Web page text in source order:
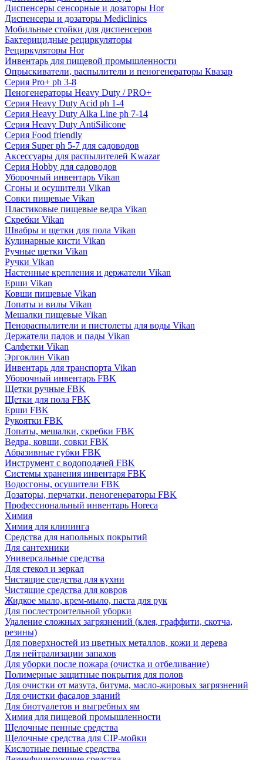
Диспенсеры сенсорные и дозаторы Hor
Диспенсеры и дозаторы Mediclinics
Мобильные стойки для диспенсеров
Бактерицидные рециркуляторы
Рециркуляторы Hor
Инвентарь для пищевой промышленности
Опрыскиватели, распылители и пеногенераторы Квазар
Серия Pro+ ph 3-8
Пеногенераторы Heavy Duty / PRO+
Серия Heavy Duty Acid ph 1-4
Серия Heavy Duty Alka Line ph 7-14
Серия Heavy Duty AntiSilicone
Серия Food friendly
Серия Super ph 5-7 для садоводов
Аксессуары для распылителей Kwazar
Серия Hobby для садоводов
Уборочный инвентарь Vikan
Сгоны и осушители Vikan
Совки пищевые Vikan
Пластиковые пищевые ведра Vikan
Скребки Vikan
Швабры и щетки для пола Vikan
Кулинарные кисти Vikan
Ручные щетки Vikan
Ручки Vikan
Настенные крепления и держатели Vikan
Ерши Vikan
Ковши пищевые Vikan
Лопаты и вилы Vikan
Мешалки пищевые Vikan
Пенораспылители и пистолеты для воды Vikan
Держатели падов и пады Vikan
Салфетки Vikan
Эргоклин Vikan
Инвентарь для транспорта Vikan
Уборочный инвентарь FBK
Щетки ручные FBK
Щетки для пола FBK
Ерши FBK
Рукоятки FBK
Лопаты, мешалки, скребки FBK
Ведра, ковши, совки FBK
Абразивные губки FBK
Инструмент с водоподачей FBK
Системы хранения инвентаря FBK
Водосгоны, осушители FBK
Дозаторы, перчатки, пеногенераторы FBK
Профессиональный инвентарь Horeca
Химия
Химия для клининга
Средства для напольных покрытий
Для сантехники
Универсальные средства
Для стекол и зеркал
Чистящие средства для кухни
Чистящие средства для ковров
Жидкое мыло, крем-мыло, паста для рук
Для послестроительной уборки
Удаление сложных загрязнений (клея, граффити, скотча,
резины)
Для поверхностей из цветных металлов, кожи и дерева
Для нейтрализации запахов
Для уборки после пожара (очистка и отбеливание)
Полимерные защитные покрытия для полов
Для очистки от мазута, битума, масло-жировых загрязнений
Для очистки фасадов зданий
Для биотуалетов и выгребных ям
Химия для пищевой промышленности
Щелочные пенные средства
Щелочные средства для CIP-мойки
Кислотные пенные средства